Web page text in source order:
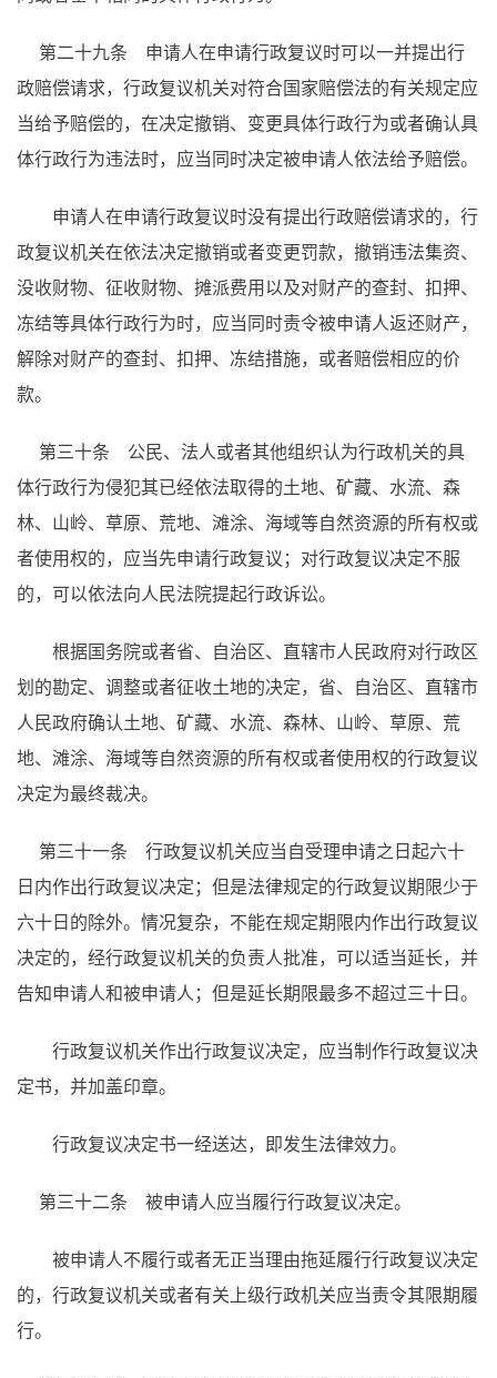
第二十九条 申请人在申请行政复议时可以一并提出行
政赔偿请求，行政复议机关对符合国家赔偿法的有关规定应
当给予赔偿的，在决定撤销、变更具体行政行为或者确认具
体行政行为违法时，应当同时决定被申请人依法给予赔偿。
申请人在申请行政复议时没有提出行政赔偿请求的，行
政复议机关在依法决定撤销或者变更罚款，撤销违法集资、
没收财物、征收财物、摊派费用以及对财产的查封、扣押、
冻结等具体行政行为时，应当同时责令被申请人返还财产，
解除对财产的查封、扣押、冻结措施，或者赔偿相应的价
款。
第三十条 公民、法人或者其他组织认为行政机关的具
体行政行为侵犯其已经依法取得的土地、矿藏、水流、森
林、山岭、草原、荒地、滩涂、海域等自然资源的所有权或
者使用权的，应当先申请行政复议；对行政复议决定不服
的，可以依法向人民法院提起行政诉讼。
根据国务院或者省、自治区、直辖市人民政府对行政区
划的勘定、调整或者征收土地的决定，省、自治区、直辖市
人民政府确认土地、矿藏、水流、森林、山岭、草原、荒
地、滩涂、海域等自然资源的所有权或者使用权的行政复议
决定为最终裁决。
第三十一条 行政复议机关应当自受理申请之日起六十
日内作出行政复议决定；但是法律规定的行政复议期限少于
六十日的除外。情况复杂，不能在规定期限内作出行政复议
决定的，经行政复议机关的负责人批准，可以适当延长，并
告知申请人和被申请人；但是延长期限最多不超过三十日。
行政复议机关作出行政复议决定，应当制作行政复议决
定书，并加盖印章。
行政复议决定书一经送达，即发生法律效力。
第三十二条 被申请人应当履行行政复议决定。
被申请人不履行或者无正当理由拖延履行行政复议决定
的，行政复议机关或者有关上级行政机关应当责令其限期履
行。